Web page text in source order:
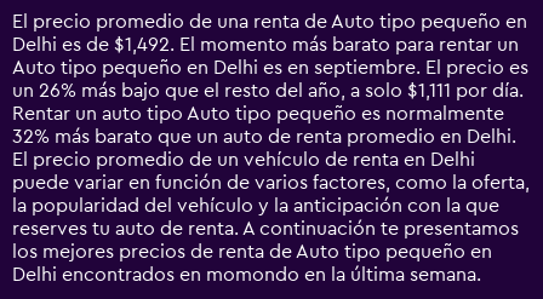
14
categories.
The
chart
has
1
Y
axis
displaying
values.
Range:
0
to
El precio promedio de una renta de Auto tipo pequeño en
Delhi es de $1,492. El momento más barato para rentar un
Auto tipo pequeño en Delhi es en septiembre. El precio es
un 26% más bajo que el resto del año, a solo $1,111 por día.
Rentar un auto tipo Auto tipo pequeño es normalmente
32% más barato que un auto de renta promedio en Delhi.
El precio promedio de un vehículo de renta en Delhi
puede variar en función de varios factores, como la oferta,
la popularidad del vehículo y la anticipación con la que
reserves tu auto de renta. A continuación te presentamos
los mejores precios de renta de Auto tipo pequeño en
Delhi encontrados en momondo en la última semana.